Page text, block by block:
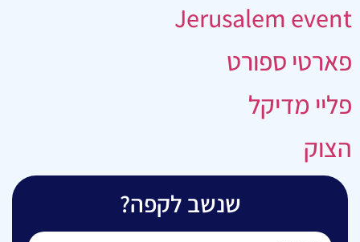
Jerusalem event
פארטי ספורט
פליי מדיקל
הצוק
שנשב לקפה?